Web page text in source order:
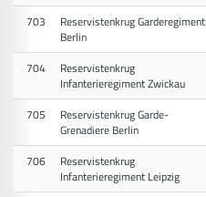
703
Reservistenkrug Garderegiment
Berlin
704
Reservistenkrug
Infanterieregiment Zwickau
705
Reservistenkrug Garde-
Grenadiere Berlin
706
Reservistenkrug
Infanterieregiment Leipzig